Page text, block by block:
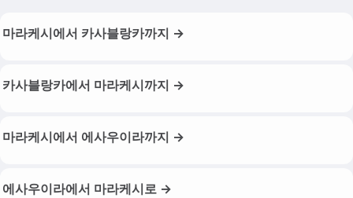
마라케시에서 카사블랑카까지 →
카사블랑카에서 마라케시까지 →
마라케시에서 에사우이라까지 →
에사우이라에서 마라케시로 →